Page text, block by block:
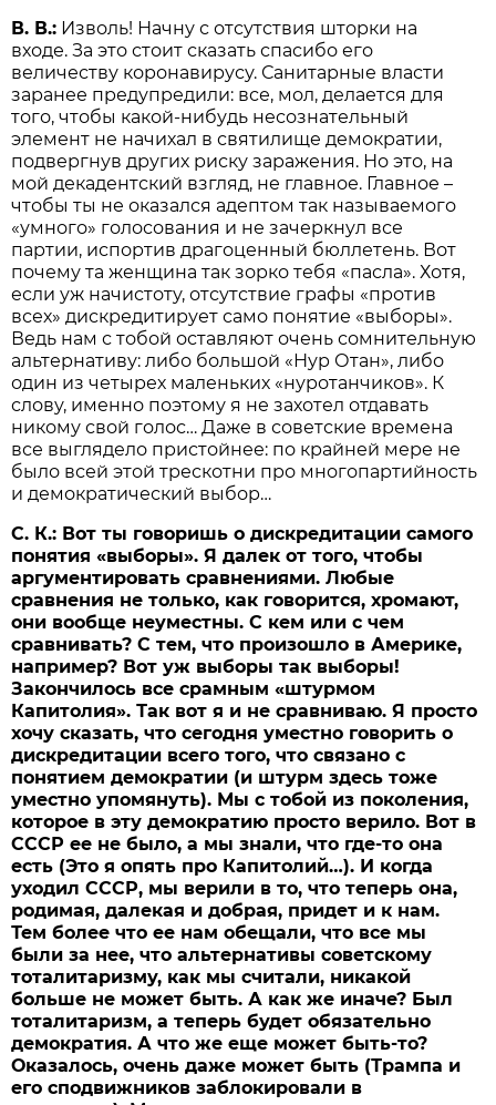
В. В.: Изволь! Начну с отсутствия шторки на
входе. За это стоит сказать спасибо его
величеству коронавирусу. Санитарные власти
заранее предупредили: все, мол, делается для
того, чтобы какой-нибудь несознательный
элемент не начихал в святилище демократии,
подвергнув других риску заражения. Но это, на
мой декадентский взгляд, не главное. Главное –
чтобы ты не оказался адептом так называемого
«умного» голосования и не зачеркнул все
партии, испортив драгоценный бюллетень. Вот
почему та женщина так зорко тебя «пасла». Хотя,
если уж начистоту, отсутствие графы «против
всех» дискредитирует само понятие «выборы».
Ведь нам с тобой оставляют очень сомнительную
альтернативу: либо большой «Нур Отан», либо
один из четырех маленьких «нуротанчиков». К
слову, именно поэтому я не захотел отдавать
никому свой голос… Даже в советские времена
все выглядело пристойнее: по крайней мере не
было всей этой трескотни про многопартийность
и демократический выбор…
С. К.: Вот ты говоришь о дискредитации самого
понятия «выборы». Я далек от того, чтобы
аргументировать сравнениями. Любые
сравнения не только, как говорится, хромают,
они вообще неуместны. С кем или с чем
сравнивать? С тем, что произошло в Америке,
например? Вот уж выборы так выборы!
Закончилось все срамным «штурмом
Капитолия». Так вот я и не сравниваю. Я просто
хочу сказать, что сегодня уместно говорить о
дискредитации всего того, что связано с
понятием демократии (и штурм здесь тоже
уместно упомянуть). Мы с тобой из поколения,
которое в эту демократию просто верило. Вот в
СССР ее не было, а мы знали, что где-то она
есть (Это я опять про Капитолий…). И когда
уходил СССР, мы верили в то, что теперь она,
родимая, далекая и добрая, придет и к нам.
Тем более что ее нам обещали, что все мы
были за нее, что альтернативы советскому
тоталитаризму, как мы считали, никакой
больше не может быть. А как же иначе? Был
тоталитаризм, а теперь будет обязательно
демократия. А что же еще может быть-то?
Оказалось, очень даже может быть (Трампа и
его сподвижников заблокировали в